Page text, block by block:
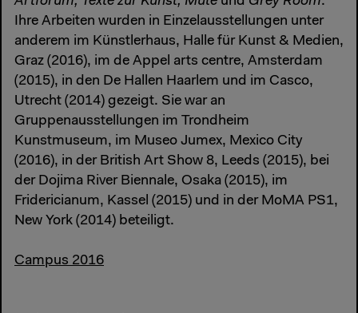
Ihre Arbeiten wurden in Einzelausstellungen unter
anderem im Künstlerhaus, Halle für Kunst & Medien,
Graz (2016), im de Appel arts centre, Amsterdam
(2015), in den De Hallen Haarlem und im Casco,
Utrecht (2014) gezeigt. Sie war an
Gruppenausstellungen im Trondheim
Kunstmuseum, im Museo Jumex, Mexico City
(2016), in der British Art Show 8, Leeds (2015), bei
der Dojima River Biennale, Osaka (2015), im
Fridericianum, Kassel (2015) und in der MoMA PS1,
New York (2014) beteiligt.
Campus 2016